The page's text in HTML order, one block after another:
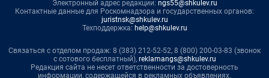
Электронный адрес редакции: ngs55@shkulev.ru
Контактные данные для Роскомнадзора и государственных органов:
juristnsk@shkulev.ru
Техподдержка: help@shkulev.ru
Связаться с отделом продаж: 8 (383) 212-52-52, 8 (800) 200-03-83 (звонок
с сотового бесплатный), reklamangs@shkulev.ru
Редакция сайта не несет ответственности за достоверность
информации, содержащейся в рекламных объявлениях.